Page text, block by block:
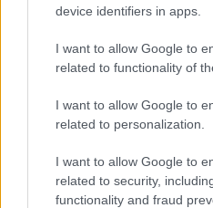
device identifiers in apps.
I want to allow Google to
related to functionality of
I want to allow Google to
related to personalization.
I want to allow Google to
related to security,
functionality and fraud
John Fowles:A lepkegyűjtő
Június 11., 19:00, E78
Küzdelem az életben
teli thrillerben, miközben
határ fogoly és fogvatartó
Ágoston Katalin